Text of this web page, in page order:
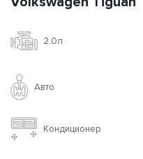
2.0л
Авто
Кондиционер